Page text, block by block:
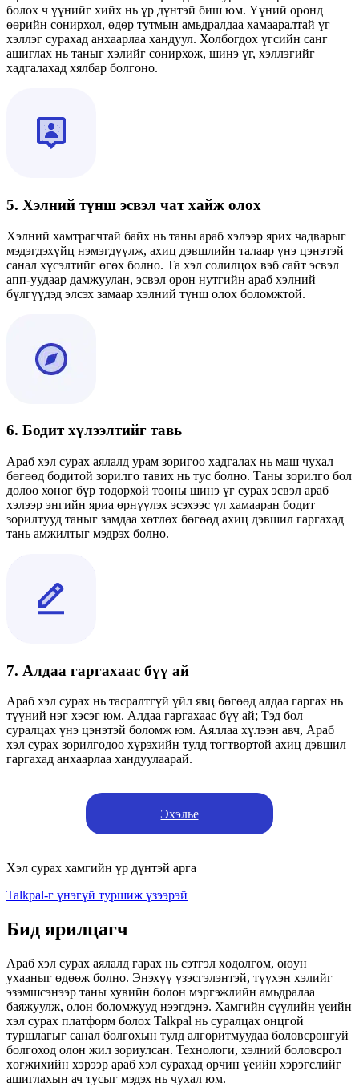
болох ч үүнийг хийх нь үр дүнтэй биш юм. Үүний оронд
өөрийн сонирхол, өдөр тутмын амьдралдаа хамааралтай үг
хэллэг сурахад анхаарлаа хандуул. Холбогдох үгсийн санг
ашиглах нь таныг хэлийг сонирхож, шинэ үг, хэллэгийг
хадгалахад хялбар болгоно.
5. Хэлний түнш эсвэл чат хайж олох
Хэлний хамтрагчтай байх нь таны араб хэлээр ярих чадварыг
мэдэгдэхүйц нэмэгдүүлж, ахиц дэвшлийн талаар үнэ цэнэтэй
санал хүсэлтийг өгөх болно. Та хэл солилцох вэб сайт эсвэл
апп-уудаар дамжуулан, эсвэл орон нутгийн араб хэлний
бүлгүүдэд элсэх замаар хэлний түнш олох боломжтой.
6. Бодит хүлээлтийг тавь
Араб хэл сурах аялалд урам зоригоо хадгалах нь маш чухал
бөгөөд бодитой зорилго тавих нь тус болно. Таны зорилго бол
долоо хоног бүр тодорхой тооны шинэ үг сурах эсвэл араб
хэлээр энгийн яриа өрнүүлэх эсэхээс үл хамааран бодит
зорилтууд таныг замдаа хөтлөх бөгөөд ахиц дэвшил гаргахад
тань амжилтыг мэдрэх болно.
7. Алдаа гаргахаас бүү ай
Араб хэл сурах нь тасралтгүй үйл явц бөгөөд алдаа гаргах нь
түүний нэг хэсэг юм. Алдаа гаргахаас бүү ай; Тэд бол
суралцах үнэ цэнэтэй боломж юм. Аяллаа хүлээн авч, Араб
хэл сурах зорилгодоо хүрэхийн тулд тогтвортой ахиц дэвшил
гаргахад анхаарлаа хандуулаарай.
Эхэлье
Хэл сурах хамгийн үр дүнтэй арга
Talkpal-г үнэгүй туршиж үзээрэй
Бид ярилцагч
Араб хэл сурах аялалд гарах нь сэтгэл хөдөлгөм, оюун
ухааныг өдөөж болно. Энэхүү үзэсгэлэнтэй, түүхэн хэлийг
эзэмшсэнээр таны хувийн болон мэргэжлийн амьдралаа
баяжуулж, олон боломжууд нээгдэнэ. Хамгийн сүүлийн үеийн
хэл сурах платформ болох Talkpal нь суралцах онцгой
туршлагыг санал болгохын тулд алгоритмуудаа боловсронгуй
болгоход олон жил зориулсан. Технологи, хэлний боловсрол
хөгжихийн хэрээр араб хэл сурахад орчин үеийн хэрэгслийг
ашиглахын ач тусыг мэдэх нь чухал юм.